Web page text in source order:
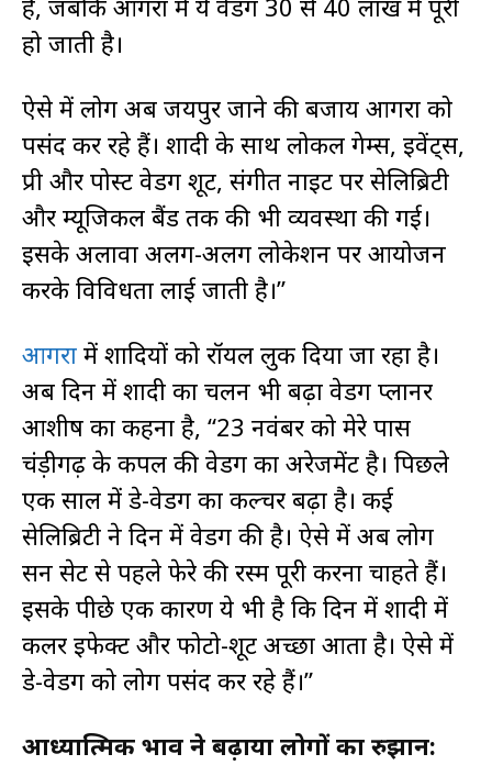
है, जबकि आगरा में ये वेडिंग 30 से 40 लाख में पूरी
हो जाती है।
ऐसे में लोग अब जयपुर जाने की बजाय आगरा को
पसंद कर रहे हैं। शादी के साथ लोकल गेम्स, इवेंट्स,
प्री और पोस्ट वेडिंग शूट, संगीत नाइट पर सेलिब्रिटी
और म्यूजिकल बैंड तक की भी व्यवस्था की गई।
इसके अलावा अलग-अलग लोकेशन पर आयोजन
करके विविधता लाई जाती है।”
आगरा में शादियों को रॉयल लुक दिया जा रहा है।
अब दिन में शादी का चलन भी बढ़ा वेडिंग प्लानर
आशीष का कहना है, “23 नवंबर को मेरे पास
चंड़ीगढ़ के कपल की वेडिंग का अरेजमेंट है। पिछले
एक साल में डे-वेडिंग का कल्चर बढ़ा है। कई
सेलिब्रिटी ने दिन में वेडिंग की है। ऐसे में अब लोग
सन सेट से पहले फेरे की रस्म पूरी करना चाहते हैं।
इसके पीछे एक कारण ये भी है कि दिन में शादी में
कलर इफेक्ट और फोटो-शूट अच्छा आता है। ऐसे में
डे-वेडिंग को लोग पसंद कर रहे हैं।”
आध्यात्मिक भाव ने बढ़ाया लोगों का रुझान: